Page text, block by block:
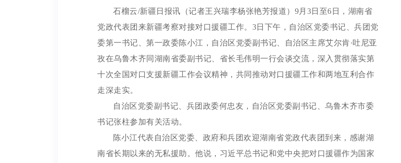
石榴云/新疆日报讯（记者王兴瑞李杨张艳芳报道）9月3日至6日，湖南省
党政代表团来新疆考察对接对口援疆工作。3日下午，自治区党委书记、兵团党
委第一书记、第一政委陈小江，自治区党委副书记、自治区主席艾尔肯·吐尼亚
孜在乌鲁木齐同湖南省委副书记、省长毛伟明一行会谈交流，深入贯彻落实第
十次全国对口支援新疆工作会议精神，共同推动对口援疆工作和两地互利合作
走深走实。
自治区党委副书记、兵团政委何忠友，自治区党委副书记、乌鲁木齐市委
书记张柱参加有关活动。
陈小江代表自治区党委、政府和兵团欢迎湖南省党政代表团到来，感谢湖
南省长期以来的无私援助。他说，习近平总书记和党中央把对口援疆作为国家